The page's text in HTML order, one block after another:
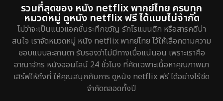
รวมที่สุดของ หนัง netflix พากย์ไทย ครบทุก
หมวดหมู่ ดูหนัง netflix ฟรี ได้แบบไม่จำกัด
ไม่ว่าจะเป็นแนวแอคชั่นระทึกขวัญ รักโรแมนติก หรือสารคดีน่า
สนใจ เราจัดหมวดหมู่ หนัง netflix พากย์ไทย ไว้ให้เลือกตามความ
ชอบแบบละลานตา รับรองว่าไม่มีทางเบื่อแน่นอน เพราะเราคือ
อาณาจักร หนังออนไลน์ 24 ชั่วโมง ที่คัดเฉพาะเนื้อหาคุณภาพมา
เสิร์ฟให้ถึงที่ ให้คุณสนุกกับการ ดูหนัง netflix ฟรี ได้อย่างไร้ขีด
จำกัดตลอดทั้งปี